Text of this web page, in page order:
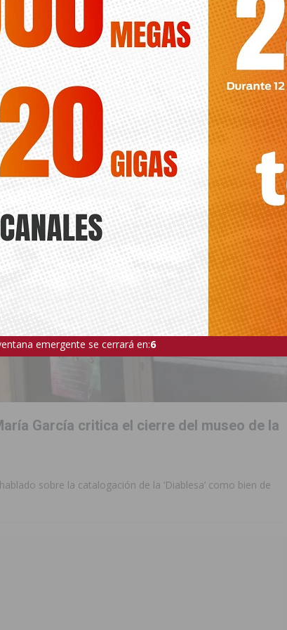
a iniciar las obras del Centro de Salud
reclamó este martes la puesta en marcha de las obras del
García critica el cierre del museo de la
sobre la catalogación de la ‘Diablesa’ como bien de
emergente se cerrará en:5